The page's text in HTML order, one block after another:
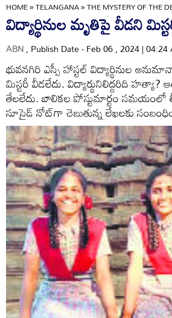
HOME»TELANGANA»THE MYSTERY OF THE
విద్యార్థినుల మృతిపై వీడని
ABN, Publish Date - Feb 06 , 2024 | 04:24
భువనగిరి ఎస్సీ హాస్టల్‌ విద్యార్థినుల
మిస్టరీ వీడలేదు. విద్యార్థునిలిద్దరిది
తేలలేదు. బాలికల పోస్టుమార్టం
సూసైడ్‌ నోట్‌గా చెబుతున్న లేఖలకు